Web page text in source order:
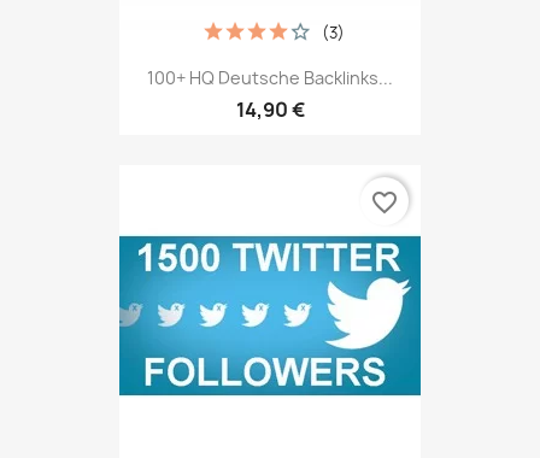
100+ HQ Deutsche Backlinks...
14,90 €
(3)
favorite_border